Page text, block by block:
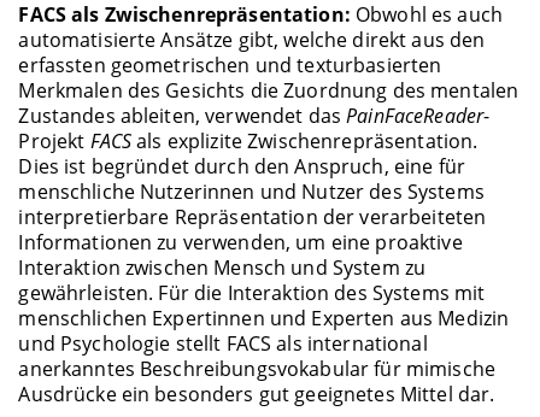
FACS als Zwischenrepräsentation: Obwohl es auch
automatisierte Ansätze gibt, welche direkt aus den
erfassten geometrischen und texturbasierten
Merkmalen des Gesichts die Zuordnung des mentalen
Zustandes ableiten, verwendet dasPainFaceReader-
Projekt FACSals explizite Zwischenrepräsentation.
Dies ist begründet durch den Anspruch, eine für
menschliche Nutzerinnen und Nutzer des Systems
interpretierbare Repräsentation der verarbeiteten
Informationen zu verwenden, um eine proaktive
Interaktion zwischen Mensch und System zu
gewährleisten. Für die Interaktion des Systems mit
menschlichen Expertinnen und Experten aus Medizin
und Psychologie stellt FACS als international
anerkanntes Beschreibungsvokabular für mimische
Ausdrücke ein besonders gut geeignetes Mittel dar.